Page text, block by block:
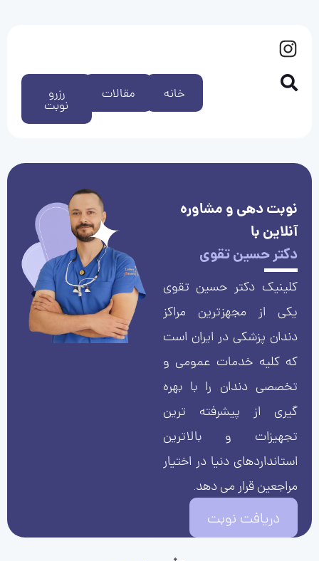
رزرو
نوبت
مقالات خانه
نوبت دهی و مشاوره
آنلاین با
دکتر حسین تقوی
کلینیک دکتر حسین تقوی
یکی از مجهزترین مراکز
دندان پزشکی در ایران است
که کلیه خدمات عمومی و
تخصصی دندان را با بهره
گیری از پیشرفته ترین
تجهیزات و بالاترین
استانداردهای دنیا در اختیار
مراجعین قرار می دهد.
دریافت نوبت